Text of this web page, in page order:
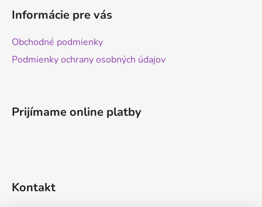
Informácie pre vás
Obchodné podmienky
Podmienky ochrany osobných údajov
Prijímame online platby
Kontakt